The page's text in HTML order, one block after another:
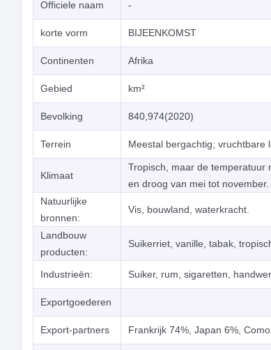
Officiele naam -
korte vorm BIJEENKOMST
Continenten Afrika
Gebied km²
Bevolking 840,974(2020)
Terrein Meestal bergachtig; vruchtbare
Klimaat
Tropisch, maar de temperatuur
en droog van mei tot november.
Natuurlijke
bronnen:
Vis, bouwland, waterkracht.
Landbouw
producten:
Suikerriet, vanille, tabak,
Industrieën: Suiker, rum, sigaretten,
Exportgoederen
Export-partners Frankrijk 74%, Japan 6%,